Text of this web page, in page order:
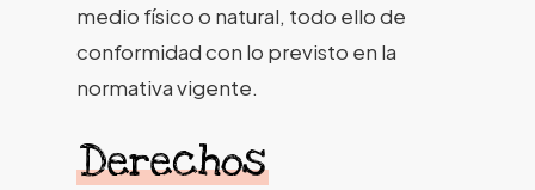
medio físico o natural, todo ello de
conformidad con lo previsto en la
normativa vigente.
Derechos